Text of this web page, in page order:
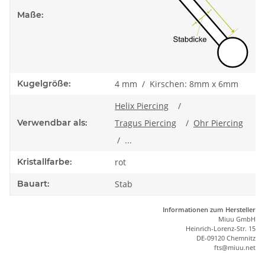
Maße:
Kugelgröße: 4 mm / Kirschen: 8mm x 6mm
Verwendbar als:
Helix Piercing
/
Tragus Piercing
/ Ohr Piercing
/ ...
Kristallfarbe: rot
Bauart: Stab
Informationen zum Hersteller
Miuu GmbH
Heinrich-Lorenz-Str. 15
DE-09120 Chemnitz
fts@miuu.net